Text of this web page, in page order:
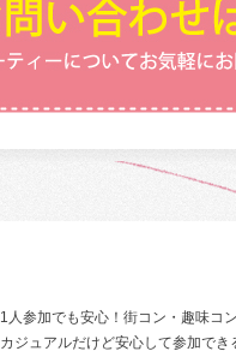
1人参加でも安心！街コン・趣味コ
カジュアルだけど安心して参加でき